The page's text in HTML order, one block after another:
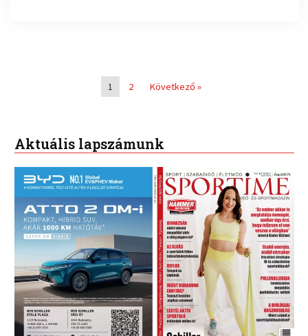
1 2 Következő »
Aktuális lapszámunk